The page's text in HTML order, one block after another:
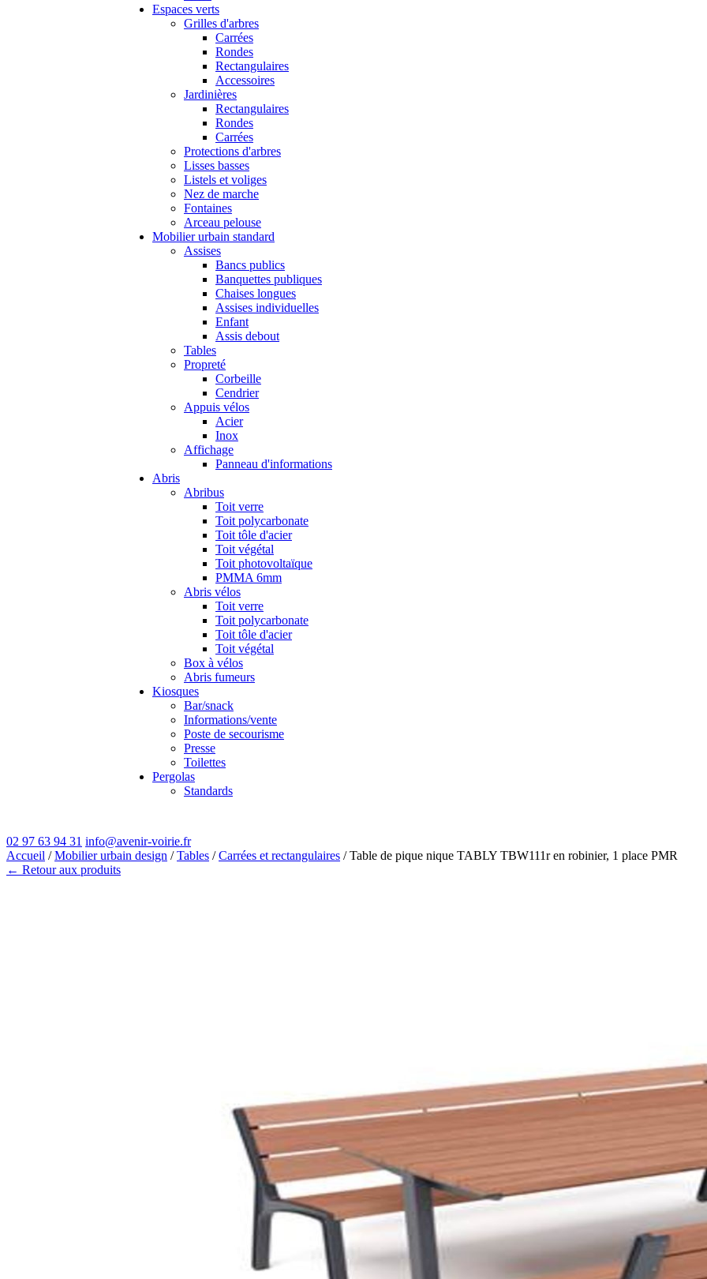
Espaces verts
Grilles d'arbres
Carrées
Rondes
Rectangulaires
Accessoires
Jardinières
Rectangulaires
Rondes
Carrées
Protections d'arbres
Lisses basses
Listels et voliges
Nez de marche
Fontaines
Arceau pelouse
Mobilier urbain standard
Assises
Bancs publics
Banquettes publiques
Chaises longues
Assises individuelles
Enfant
Assis debout
Tables
Propreté
Corbeille
Cendrier
Appuis vélos
Acier
Inox
Affichage
Panneau d'informations
Abris
Abribus
Toit verre
Toit polycarbonate
Toit tôle d'acier
Toit végétal
Toit photovoltaïque
PMMA 6mm
Abris vélos
Toit verre
Toit polycarbonate
Toit tôle d'acier
Toit végétal
Box à vélos
Abris fumeurs
Kiosques
Bar/snack
Informations/vente
Poste de secourisme
Presse
Toilettes
Pergolas
Standards
02 97 63 94 31 info@avenir-voirie.fr
Accueil /Mobilier urbain design /Tables /Carrées et rectangulaires / Table de pique nique TABLY TBW111r en robinier, 1 place PMR
← Retour aux produits